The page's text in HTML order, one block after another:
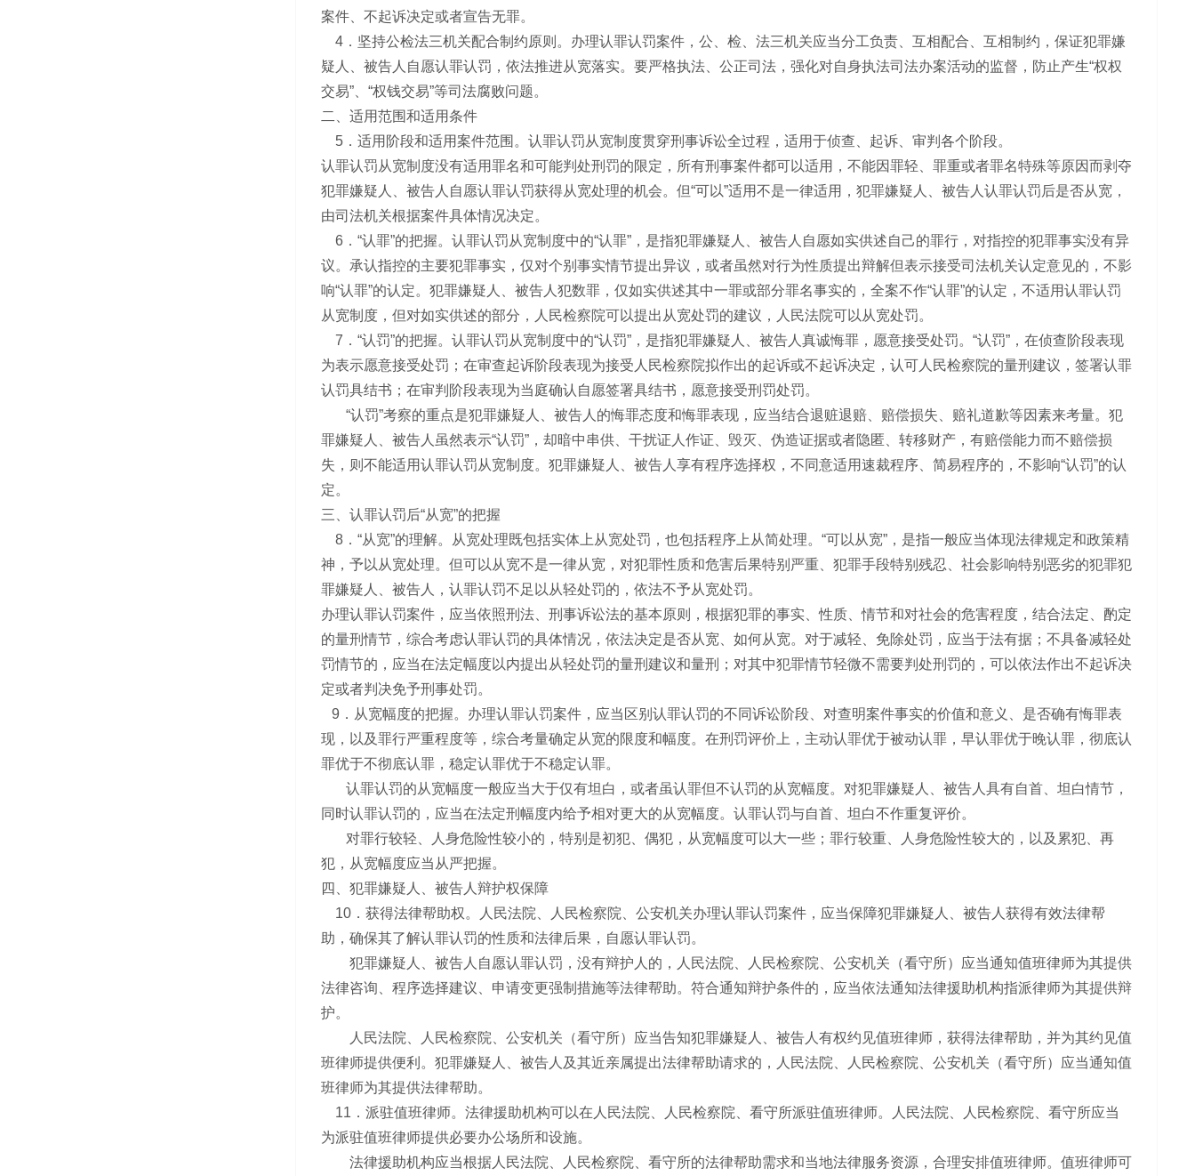
案件、不起诉决定或者宣告无罪。
4．坚持公检法三机关配合制约原则。办理认罪认罚案件，公、检、法三机关应当分工负责、互相配合、互相制约，保证犯罪嫌
疑人、被告人自愿认罪认罚，依法推进从宽落实。要严格执法、公正司法，强化对自身执法司法办案活动的监督，防止产生“权权
交易”、“权钱交易”等司法腐败问题。
二、适用范围和适用条件
5．适用阶段和适用案件范围。认罪认罚从宽制度贯穿刑事诉讼全过程，适用于侦查、起诉、审判各个阶段。
认罪认罚从宽制度没有适用罪名和可能判处刑罚的限定，所有刑事案件都可以适用，不能因罪轻、罪重或者罪名特殊等原因而剥夺
犯罪嫌疑人、被告人自愿认罪认罚获得从宽处理的机会。但“可以”适用不是一律适用，犯罪嫌疑人、被告人认罪认罚后是否从宽，
由司法机关根据案件具体情况决定。
6．“认罪”的把握。认罪认罚从宽制度中的“认罪”，是指犯罪嫌疑人、被告人自愿如实供述自己的罪行，对指控的犯罪事实没有异
议。承认指控的主要犯罪事实，仅对个别事实情节提出异议，或者虽然对行为性质提出辩解但表示接受司法机关认定意见的，不影
响“认罪”的认定。犯罪嫌疑人、被告人犯数罪，仅如实供述其中一罪或部分罪名事实的，全案不作“认罪”的认定，不适用认罪认罚
从宽制度，但对如实供述的部分，人民检察院可以提出从宽处罚的建议，人民法院可以从宽处罚。
7．“认罚”的把握。认罪认罚从宽制度中的“认罚”，是指犯罪嫌疑人、被告人真诚悔罪，愿意接受处罚。“认罚”，在侦查阶段表现
为表示愿意接受处罚；在审查起诉阶段表现为接受人民检察院拟作出的起诉或不起诉决定，认可人民检察院的量刑建议，签署认罪
认罚具结书；在审判阶段表现为当庭确认自愿签署具结书，愿意接受刑罚处罚。
“认罚”考察的重点是犯罪嫌疑人、被告人的悔罪态度和悔罪表现，应当结合退赃退赔、赔偿损失、赔礼道歉等因素来考量。犯
罪嫌疑人、被告人虽然表示“认罚”，却暗中串供、干扰证人作证、毁灭、伪造证据或者隐匿、转移财产，有赔偿能力而不赔偿损
失，则不能适用认罪认罚从宽制度。犯罪嫌疑人、被告人享有程序选择权，不同意适用速裁程序、简易程序的，不影响“认罚”的认
定。
三、认罪认罚后“从宽”的把握
8．“从宽”的理解。从宽处理既包括实体上从宽处罚，也包括程序上从简处理。“可以从宽”，是指一般应当体现法律规定和政策精
神，予以从宽处理。但可以从宽不是一律从宽，对犯罪性质和危害后果特别严重、犯罪手段特别残忍、社会影响特别恶劣的犯罪犯
罪嫌疑人、被告人，认罪认罚不足以从轻处罚的，依法不予从宽处罚。
办理认罪认罚案件，应当依照刑法、刑事诉讼法的基本原则，根据犯罪的事实、性质、情节和对社会的危害程度，结合法定、酌定
的量刑情节，综合考虑认罪认罚的具体情况，依法决定是否从宽、如何从宽。对于减轻、免除处罚，应当于法有据；不具备减轻处
罚情节的，应当在法定幅度以内提出从轻处罚的量刑建议和量刑；对其中犯罪情节轻微不需要判处刑罚的，可以依法作出不起诉决
定或者判决免予刑事处罚。
9．从宽幅度的把握。办理认罪认罚案件，应当区别认罪认罚的不同诉讼阶段、对查明案件事实的价值和意义、是否确有悔罪表
现，以及罪行严重程度等，综合考量确定从宽的限度和幅度。在刑罚评价上，主动认罪优于被动认罪，早认罪优于晚认罪，彻底认
罪优于不彻底认罪，稳定认罪优于不稳定认罪。
认罪认罚的从宽幅度一般应当大于仅有坦白，或者虽认罪但不认罚的从宽幅度。对犯罪嫌疑人、被告人具有自首、坦白情节，
同时认罪认罚的，应当在法定刑幅度内给予相对更大的从宽幅度。认罪认罚与自首、坦白不作重复评价。
对罪行较轻、人身危险性较小的，特别是初犯、偶犯，从宽幅度可以大一些；罪行较重、人身危险性较大的，以及累犯、再
犯，从宽幅度应当从严把握。
四、犯罪嫌疑人、被告人辩护权保障
10．获得法律帮助权。人民法院、人民检察院、公安机关办理认罪认罚案件，应当保障犯罪嫌疑人、被告人获得有效法律帮
助，确保其了解认罪认罚的性质和法律后果，自愿认罪认罚。
犯罪嫌疑人、被告人自愿认罪认罚，没有辩护人的，人民法院、人民检察院、公安机关（看守所）应当通知值班律师为其提供
法律咨询、程序选择建议、申请变更强制措施等法律帮助。符合通知辩护条件的，应当依法通知法律援助机构指派律师为其提供辩
护。
人民法院、人民检察院、公安机关（看守所）应当告知犯罪嫌疑人、被告人有权约见值班律师，获得法律帮助，并为其约见值
班律师提供便利。犯罪嫌疑人、被告人及其近亲属提出法律帮助请求的，人民法院、人民检察院、公安机关（看守所）应当通知值
班律师为其提供法律帮助。
11．派驻值班律师。法律援助机构可以在人民法院、人民检察院、看守所派驻值班律师。人民法院、人民检察院、看守所应当
为派驻值班律师提供必要办公场所和设施。
法律援助机构应当根据人民法院、人民检察院、看守所的法律帮助需求和当地法律服务资源，合理安排值班律师。值班律师可